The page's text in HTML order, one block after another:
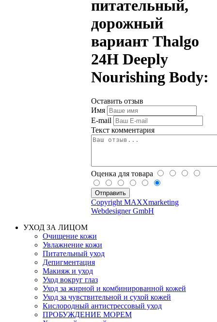
питательный,
дорожный
вариант Thalgo
24H Deeply
Nourishing Body:
Оставить отзыв
Имя
E-mail
Текст комментария
Оценка для товара
Copyright MAXXmarketing
Webdesigner GmbH
УХОД ЗА ЛИЦОМ
Очищение кожи
Увлажнение кожи
Питательный уход
Депигментация
Макияж и уход
Уход вокруг глаз
Уход за жирной и комбинированной кожей
Уход за чувствительной и сухой кожей
Кислородный антистрессовый уход
ПРОБУЖДЕНИЕ МОРЕМ